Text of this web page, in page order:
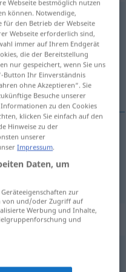
antippen)
Webseite bestmöglich nutzen
können. Notwendige,
für den Betrieb der Webseite
Webseite erforderlich sind,
immer auf Ihrem Endgerät
die der Bereitstellung
nur gespeichert, wenn Sie uns
Button Ihr Einverständnis
ohne Akzeptieren“. Sie
Besuche unserer
zu den Cookies
klicken Sie einfach auf den
Hinweise zu der
unserer
Impressum.
Daten, um
zur
von und/oder Zugriff auf
Werbung und Inhalte,
und